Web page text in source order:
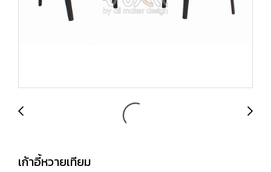
เก้าอี้หวายเทียม